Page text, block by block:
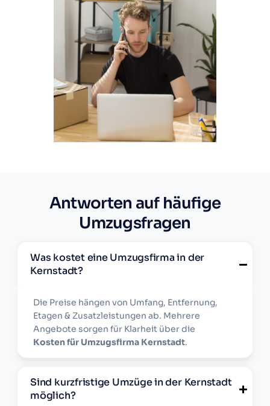
Antworten auf häufige
Umzugsfragen
Was kostet eine Umzugsfirma in der
Kernstadt?
Die Preise hängen von Umfang, Entfernung,
Etagen & Zusatzleistungen ab. Mehrere
Angebote sorgen für Klarheit über die
Kosten für Umzugsfirma Kernstadt.
Sind kurzfristige Umzüge in der Kernstadt
möglich?